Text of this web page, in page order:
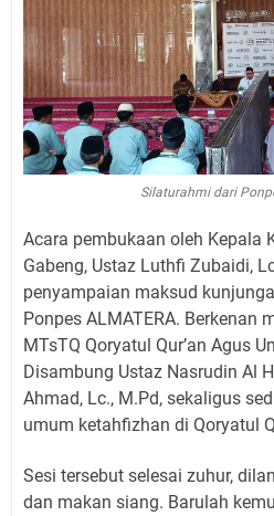
Silaturahmi dari
Acara pembukaan oleh Kepala
Gabeng, Ustaz Luthfi Zubaidi,
penyampaian maksud
Ponpes ALMATERA. Berkenan
MTsTQ Qoryatul Qur’an Agus
Disambung Ustaz Nasrudin Al
Ahmad, Lc., M.Pd, sekaligus
umum ketahfizhan di Qoryatul
Sesi tersebut selesai zuhur,
dan makan siang. Barulah